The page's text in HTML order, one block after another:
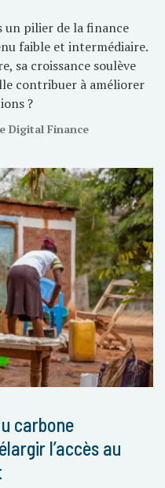
un pilier de la finance
faible et intermédiaire.
sa croissance soulève
contribuer à améliorer
?
Digital Finance
carbone
l’accès au